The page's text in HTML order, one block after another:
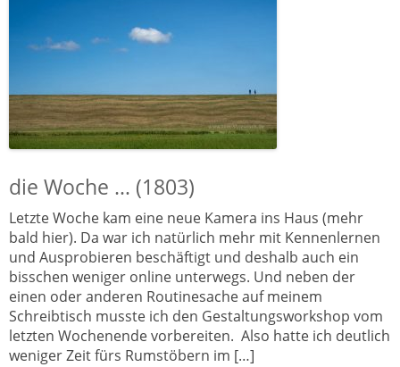
die Woche … (1803)
Letzte Woche kam eine neue Kamera ins Haus (mehr
bald hier). Da war ich natürlich mehr mit Kennenlernen
und Ausprobieren beschäftigt und deshalb auch ein
bisschen weniger online unterwegs. Und neben der
einen oder anderen Routinesache auf meinem
Schreibtisch musste ich den Gestaltungsworkshop vom
letzten Wochenende vorbereiten. Also hatte ich deutlich
weniger Zeit fürs Rumstöbern im […]